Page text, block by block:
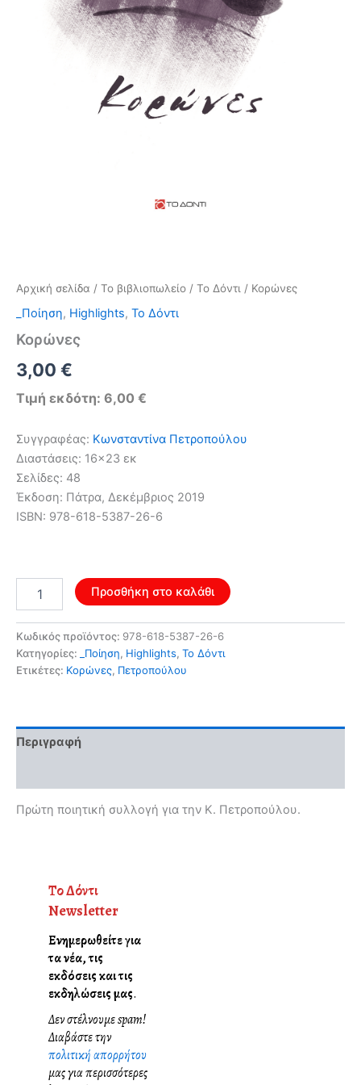
Αρχική σελίδα / Το βιβλιοπωλείο / Το Δόντι / Κορώνες
_Ποίηση, Highlights, Το Δόντι
Κορώνες
Original
price
4,80 €.
3,00 €
τρέχουσα
είναι:
3,00 €.
Τιμή εκδότη: 6,00 €
Συγγραφέας: Κωνσταντίνα Πετροπούλου
Διαστάσεις: 16×23 εκ
Σελίδες: 48
Έκδοση: Πάτρα, Δεκέμβριος 2019
ISBN: 978-618-5387-26-6
ποσότητα
Προσθήκη στο καλάθι
Κωδικός προϊόντος: 978-618-5387-26-6
Κατηγορίες:
_Ποίηση, Highlights, Το Δόντι
Ετικέτες: Κορώνες, Πετροπούλου
Περιγραφή
Πρώτη ποιητική συλλογή για την Κ. Πετροπούλου.
Το Δόντι
Newsletter
Ενημερωθείτε για
τα νέα, τις
εκδόσεις και τις
εκδηλώσεις μας.
Δεν στέλνουμε spam!
Διαβάστε την
πολιτική απορρήτου
μας για περισσότερες